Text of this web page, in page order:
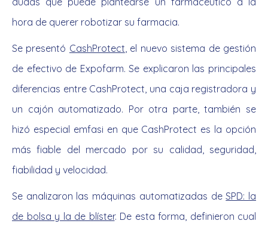
hora de querer robotizar su farmacia.
Se presentó CashProtect, el nuevo sistema de gestión
de efectivo de Expofarm. Se explicaron las principales
diferencias entre CashProtect, una caja registradora y
un cajón automatizado. Por otra parte, también se
hizó especial emfasi en que CashProtect es la opción
más fiable del mercado por su calidad, seguridad,
fiabilidad y velocidad.
Se analizaron las máquinas automatizadas deSPD: la
de bolsa y la de blíster. De esta forma, definieron cual